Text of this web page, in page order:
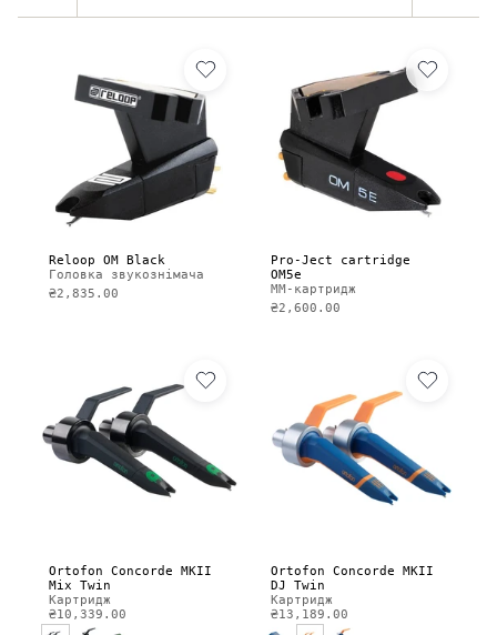
Reloop OM Black
Головка звукознімача
₴2,835.00
Pro-Ject cartridge
OM5e
MM-картридж
₴2,600.00
Ortofon Concorde MKII
Mix Twin
Картридж
₴10,339.00
Ortofon Concorde MKII
DJ Twin
Картридж
₴13,189.00